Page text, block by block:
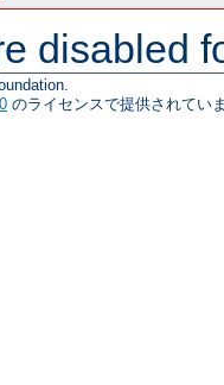
disabled
のライセンスで提供されてい